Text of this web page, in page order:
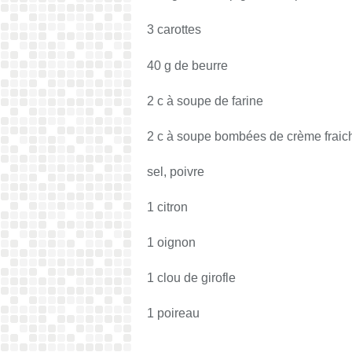
3 carottes
40 g de beurre
2 c à soupe de farine
2 c à soupe bombées de crème
sel, poivre
1 citron
1 oignon
1 clou de girofle
1 poireau